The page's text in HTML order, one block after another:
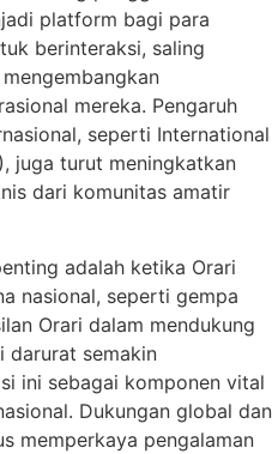
platform bagi para
berinteraksi, saling
mereka. Pengaruh
seperti International
juga turut meningkatkan
dari komunitas amatir
adalah ketika Orari
nasional, seperti gempa
Orari dalam mendukung
darurat semakin
ini sebagai komponen vital
Dukungan global dan
memperkaya pengalaman